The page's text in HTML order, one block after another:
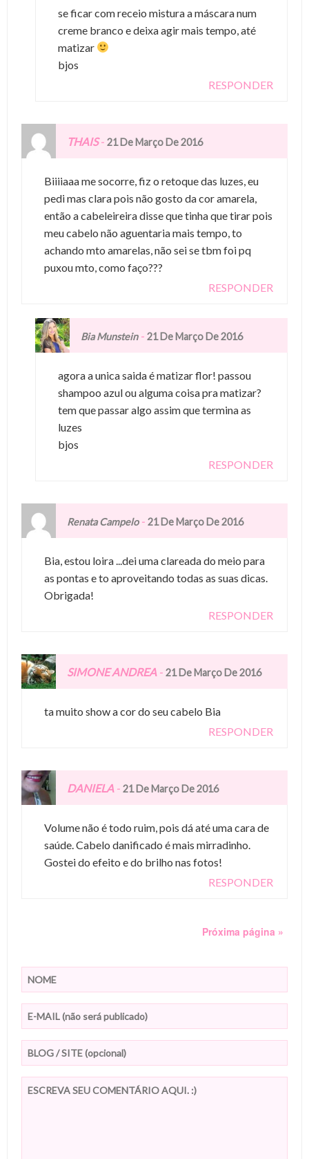
se ficar com receio mistura a máscara num
creme branco e deixa agir mais tempo, até
matizar
bjos
RESPONDER
THAIS- 21 De Março De 2016
Biiiiaaa me socorre, fiz o retoque das luzes, eu
pedi mas clara pois não gosto da cor amarela,
então a cabeleireira disse que tinha que tirar pois
meu cabelo não aguentaria mais tempo, to
achando mto amarelas, não sei se tbm foi pq
puxou mto, como faço???
RESPONDER
Bia Munstein- 21 De Março De 2016
agora a unica saida é matizar flor! passou
shampoo azul ou alguma coisa pra matizar?
tem que passar algo assim que termina as
luzes
bjos
RESPONDER
Renata Campelo- 21 De Março De 2016
Bia, estou loira ...dei uma clareada do meio para
as pontas e to aproveitando todas as suas dicas.
Obrigada!
RESPONDER
SIMONE ANDREA - 21 De Março De 2016
ta muito show a cor do seu cabelo Bia
RESPONDER
DANIELA - 21 De Março De 2016
Volume não é todo ruim, pois dá até uma cara de
saúde. Cabelo danificado é mais mirradinho.
Gostei do efeito e do brilho nas fotos!
RESPONDER
Próxima página »